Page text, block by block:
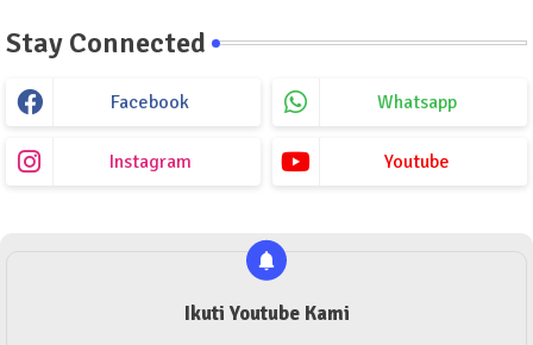
Stay Connected
Facebook Whatsapp
Instagram Youtube
Ikuti Youtube Kami